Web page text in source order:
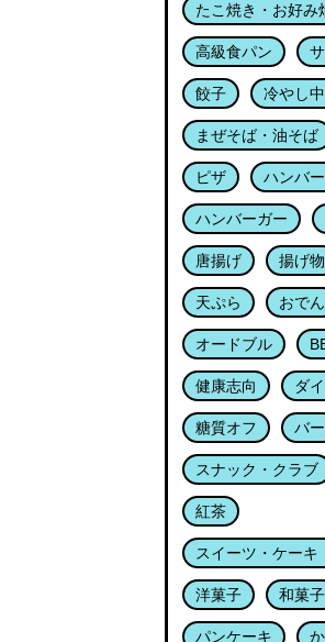
たこ焼き・お好み
高級食パン
餃子 冷やし
まぜそば・油そば
ピザ ハンバ
ハンバーガー
唐揚げ 揚げ物
天ぷら おでん
オードブル
健康志向 ダ
糖質オフ バー
スナック・クラブ
紅茶
スイーツ・ケーキ
洋菓子 和菓子
パンケーキ